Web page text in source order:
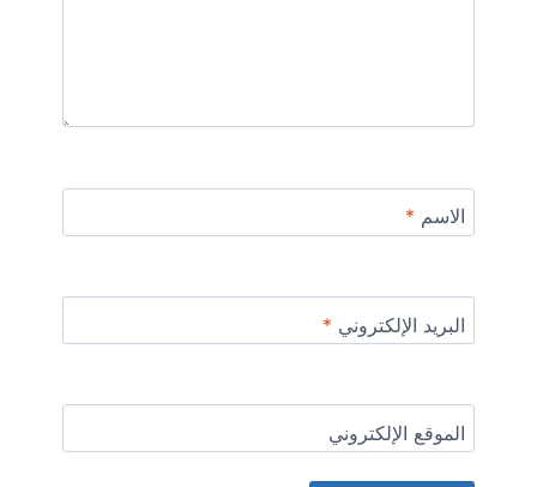
الاسم *
البريد الإلكتروني *
الموقع الإلكتروني